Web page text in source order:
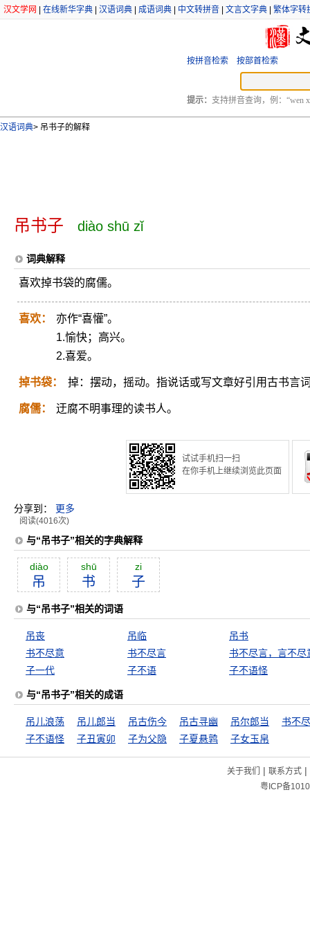
汉文学网 在线新华字典 汉语词典 成语词典 中文转拼音 文言文字典 繁体字转
按拼音检索 按部首检索
提示： 支持拼音查询，例：“wen
汉语词典> 吊书子的解释
吊书子 diào shū zǐ
词典解释
喜欢掉书袋的腐儒。
喜欢：
亦作“喜懽”。
1.愉快；高兴。
2.喜爱。
掉书袋： 掉：摆动，摇动。指说话或写文章好引用古书言
腐儒： 迂腐不明事理的读书人。
试试手机扫一扫
在你手机上继续浏览此页面
分享到： 更多
阅读(4016次)
与“吊书子”相关的字典解释
diào
吊
shū
书
zi
子
与“吊书子”相关的词语
吊丧 吊临
吊书
书不尽意
书不尽言
书不尽言，言不尽
子一代
子不语 子不语怪
与“吊书子”相关的成语
吊儿浪荡 吊儿郎当 吊古伤今 吊古寻幽 吊尔郎当
书不
子不语怪
子丑寅卯 子为父隐 子夏悬鹑 子女玉帛
关于我们 | 联系方式|
粤ICP备